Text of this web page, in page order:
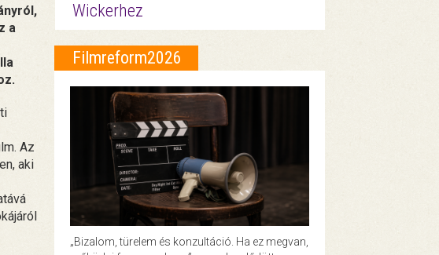
a
Az
aki
Wickerhez
Filmreform2026
„Bizalom, türelem és konzultáció. Ha ez megvan,